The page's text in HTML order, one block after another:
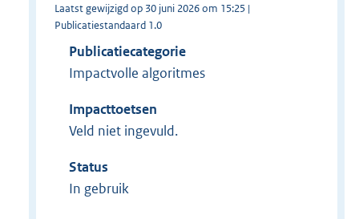
Laatst gewijzigd op 30 juni 2026 om 15:25 |
Publicatiestandaard 1.0
Publicatiecategorie
Impactvolle algoritmes
Impacttoetsen
Veld niet ingevuld.
Status
In gebruik